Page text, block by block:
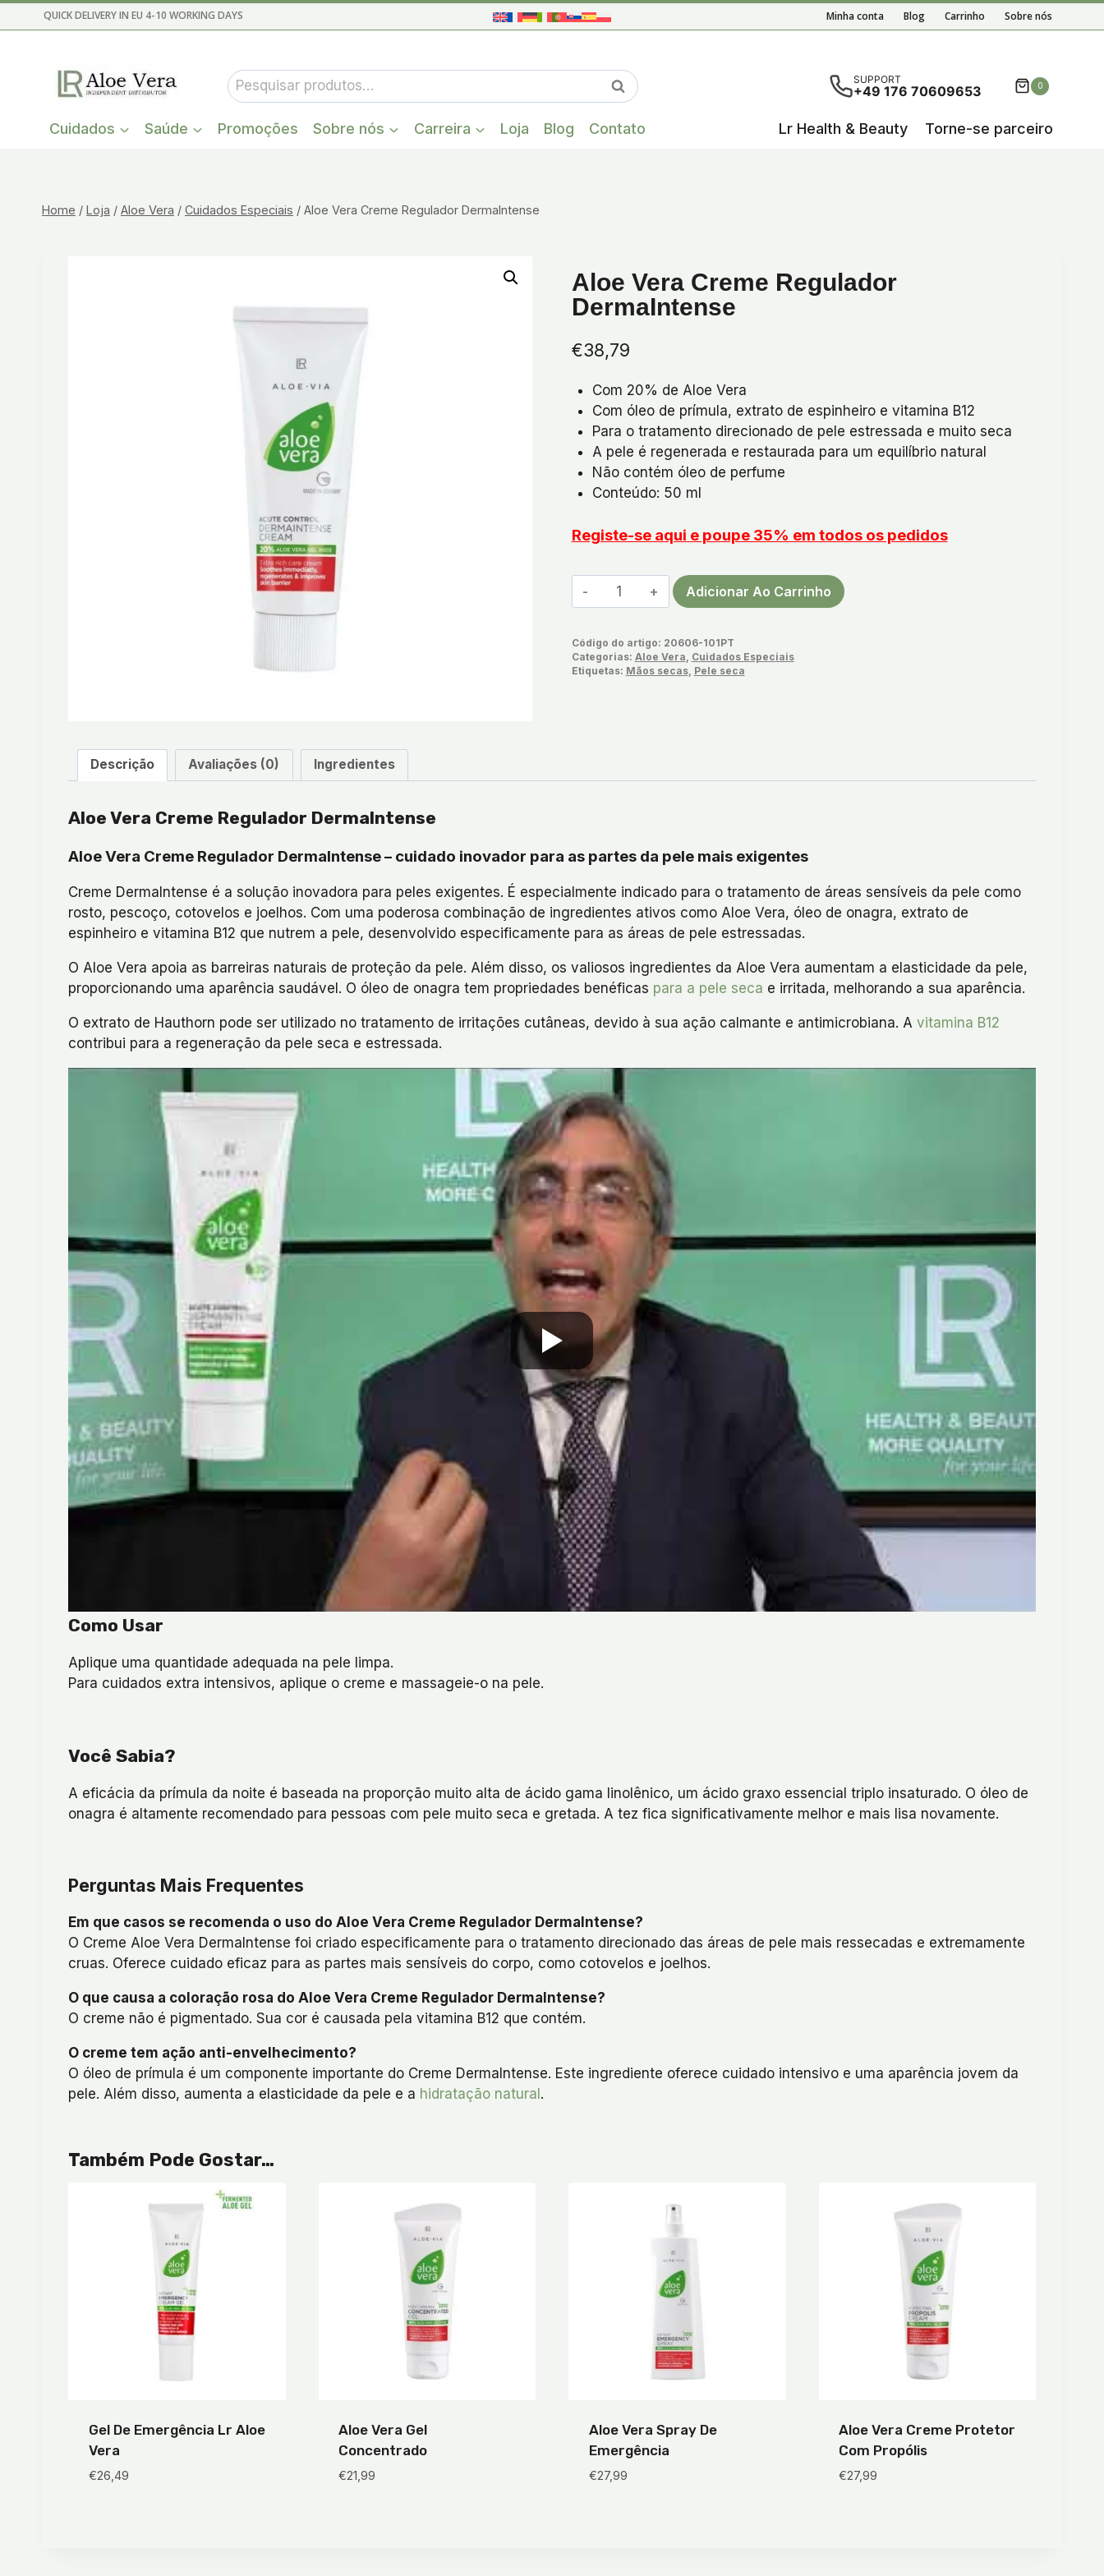
to
QUICK DELIVERY IN EU 4-10 WORKING DAYS Minha conta Blog Carrinho Sobre nós
Pesquisar
por:
PesquisaQuando estiverem disponíveis resultados de preenchimento
SUPPORT
+49 176 70609653 0
Cuidados Saúde Promoções Sobre nós Carreira Loja Blog Contato Lr Health & Beauty Torne-se parceiro
Home / Loja / Aloe Vera / Cuidados Especiais / Aloe Vera Creme Regulador DermaIntense
Aloe Vera Creme Regulador
DermaIntense
€38,79
Com 20% de Aloe Vera
Com óleo de prímula, extrato de espinheiro e vitamina Β12
Para o tratamento direcionado de pele estressada e muito seca
A pele é regenerada e restaurada para um equilíbrio natural
Não contém óleo de perfume
Conteúdo: 50 ml
Registe-se aqui e poupe 35% em todos os pedidos
Quantidade
de
Vera
Creme
Adicionar Ao Carrinho
Código do artigo: 20606-101PT
Categorias: Aloe Vera, Cuidados Especiais
Etiquetas: Mãos secas, Pele seca
Descrição Avaliações (0) Ingredientes
Aloe Vera Creme Regulador DermaIntense
Aloe Vera Creme Regulador DermaIntense – cuidado inovador para as partes da pele mais exigentes
Creme DermaIntense é a solução inovadora para peles exigentes. É especialmente indicado para o tratamento de áreas sensíveis da pele como
rosto, pescoço, cotovelos e joelhos. Com uma poderosa combinação de ingredientes ativos como Aloe Vera, óleo de onagra, extrato de
espinheiro e vitamina B12 que nutrem a pele, desenvolvido especificamente para as áreas de pele estressadas.
O Aloe Vera apoia as barreiras naturais de proteção da pele. Além disso, os valiosos ingredientes da Aloe Vera aumentam a elasticidade da pele,
proporcionando uma aparência saudável. O óleo de onagra tem propriedades benéficas para a pele seca e irritada, melhorando a sua aparência.
O extrato de Hauthorn pode ser utilizado no tratamento de irritações cutâneas, devido à sua ação calmante e antimicrobiana. A vitamina B12
contribui para a regeneração da pele seca e estressada.
Como Usar
Aplique uma quantidade adequada na pele limpa.
Para cuidados extra intensivos, aplique o creme e massageie-o na pele.
Você Sabia?
A eficácia da prímula da noite é baseada na proporção muito alta de ácido gama linolênico, um ácido graxo essencial triplo insaturado. O óleo de
onagra é altamente recomendado para pessoas com pele muito seca e gretada. A tez fica significativamente melhor e mais lisa novamente.
Perguntas Mais Frequentes
Em que casos se recomenda o uso do Aloe Vera Creme Regulador DermaIntense?
O Creme Aloe Vera DermaIntense foi criado especificamente para o tratamento direcionado das áreas de pele mais ressecadas e extremamente
cruas. Oferece cuidado eficaz para as partes mais sensíveis do corpo, como cotovelos e joelhos.
O que causa a coloração rosa do Aloe Vera Creme Regulador DermaIntense?
O creme não é pigmentado. Sua cor é causada pela vitamina B12 que contém.
O creme tem ação anti-envelhecimento?
O óleo de prímula é um componente importante do Creme DermaIntense. Este ingrediente oferece cuidado intensivo e uma aparência jovem da
pele. Além disso, aumenta a elasticidade da pele e a hidratação natural .
Também Pode Gostar…
Gel De Emergência Lr Aloe
Vera
€26,49
Aloe Vera Gel
Concentrado
€21,99
Aloe Vera Spray De
Emergência
€27,99
Aloe Vera Creme Protetor
Com Propólis
€27,99
Aloe
Vera
Regulador
DermaIntense